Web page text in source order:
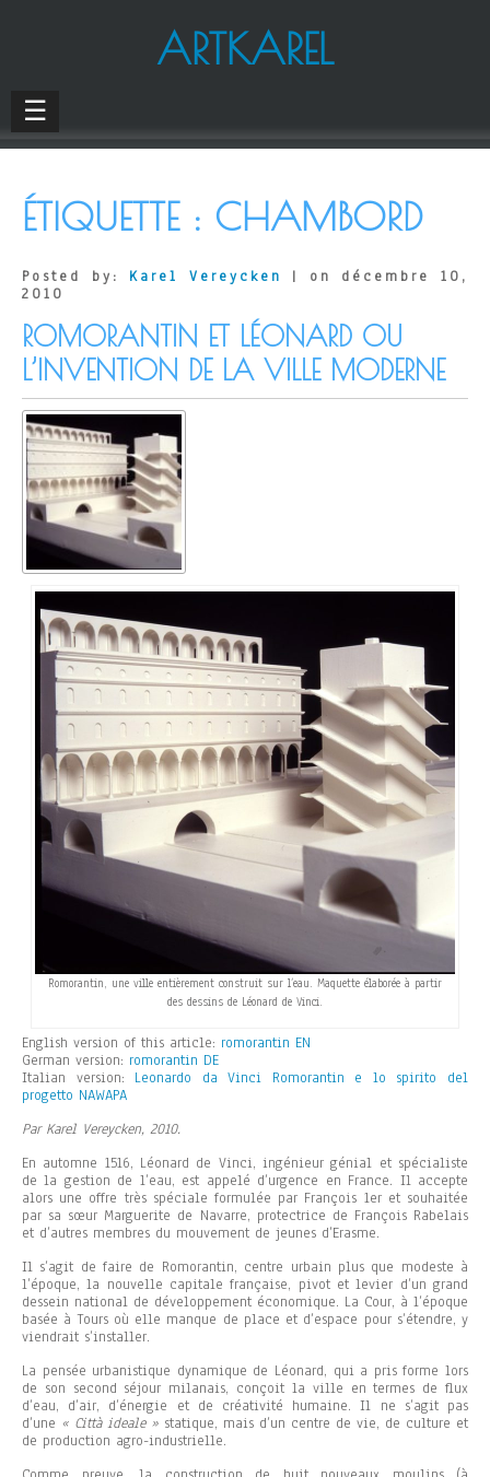
ARTKAREL
☰
ÉTIQUETTE : CHAMBORD
Posted by: Karel Vereycken
| on décembre 10,
2010
ROMORANTIN ET LÉONARD OU
L’INVENTION DE LA VILLE MODERNE
Romorantin, une ville entièrement construit sur l’eau. Maquette élaborée à partir
des dessins de Léonard de Vinci.
English version of this article: romorantin EN
German version: romorantin DE
Italian version: Leonardo da Vinci Romorantin e lo spirito del
progetto NAWAPA
Par Karel Vereycken, 2010.
En automne 1516, Léonard de Vinci, ingénieur génial et spécialiste
de la gestion de l’eau, est appelé d’urgence en France. Il accepte
alors une offre très spéciale formulée par François 1er et souhaitée
par sa sœur Marguerite de Navarre, protectrice de François Rabelais
et d’autres membres du mouvement de jeunes d’Erasme.
Il s’agit de faire de Romorantin, centre urbain plus que modeste à
l’époque, la nouvelle capitale française, pivot et levier d’un grand
dessein national de développement économique. La Cour, à l’époque
basée à Tours où elle manque de place et d’espace pour s’étendre, y
viendrait s’installer.
La pensée urbanistique dynamique de Léonard, qui a pris forme lors
de son second séjour milanais, conçoit la ville en termes de flux
d’eau, d’air, d’énergie et de créativité humaine. Il ne s’agit pas
d’une « Città ideale » statique, mais d’un centre de vie, de culture et
de production agro-industrielle.